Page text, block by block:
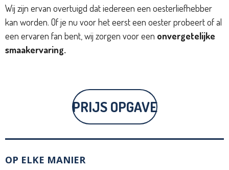
Wij zijn ervan overtuigd dat iedereen een oesterliefhebber
kan worden. Of je nu voor het eerst een oester probeert of al
een ervaren fan bent, wij zorgen voor een onvergetelijke
smaakervaring.
PRIJS OPGAVE
OP ELKE MANIER